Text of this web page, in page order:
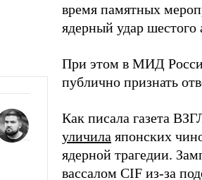
время памятных
ядерный удар шестого
При этом в МИД
публично признать
Как писала газета
уличила японских
ядерной трагедии.
вассалом CIF из-за